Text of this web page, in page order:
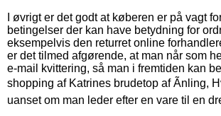
I øvrigt er det godt at køberen er på vagt
betingelser der kan have betydning for
eksempelvis den returret online
er det tilmed afgørende, at man når som
e-mail kvittering, så man i fremtiden kan
shopping af Katrines brudetop af Ãnling,
uanset om man leder efter en vare til en